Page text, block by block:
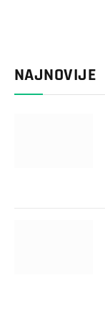
NAJNOVIJE